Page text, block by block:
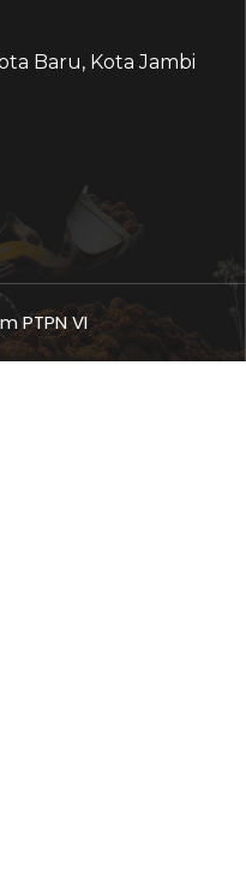
Baru, Kota Jambi
PTPN VI